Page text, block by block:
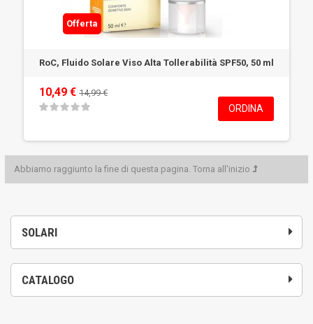
SOLARI
CATALOGO
Offerta
RoC, Fluido Solare Viso Alta Tollerabilità SPF50, 50 ml
10,49 € 14,99 €
ORDINA
Abbiamo raggiunto la fine di questa pagina. Torna all'inizio